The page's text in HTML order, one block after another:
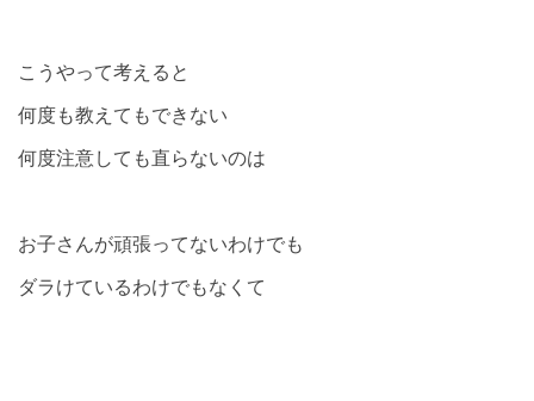
こうやって考えると
何度も教えてもできない
何度注意しても直らないのは
お子さんが頑張ってないわけでも
ダラけているわけでもなくて